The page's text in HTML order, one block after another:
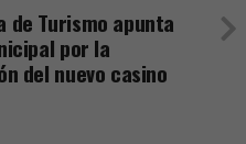
de Turismo apunta
por la
del nuevo casino